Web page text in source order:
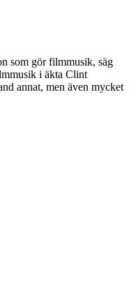
som gör filmmusik, säg
i äkta Clint
annat, men även mycket